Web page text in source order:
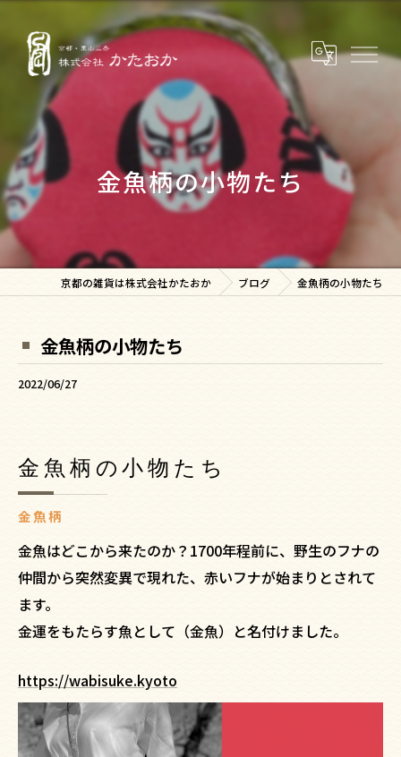
金魚柄の小物たち
京都の雑貨は株式会社かたおか ブログ 金魚柄の小物たち
金魚柄の小物たち
2022/06/27
金魚柄
金魚柄の小物たち
金魚はどこから来たのか？1700年程前に、野生のフナの
仲間から突然変異で現れた、赤いフナが始まりとされて
ます。
金運をもたらす魚として（金魚）と名付けました。
https://wabisuke.kyoto